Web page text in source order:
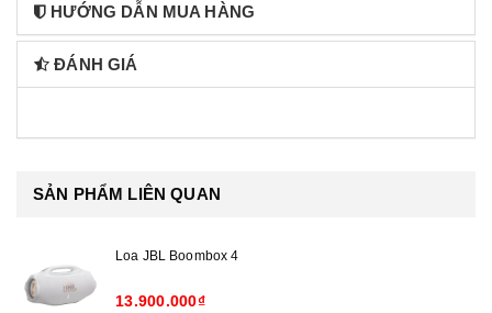
HƯỚNG DẪN MUA HÀNG
ĐÁNH GIÁ
SẢN PHẨM LIÊN QUAN
Loa JBL Boombox 4
13.900.000₫